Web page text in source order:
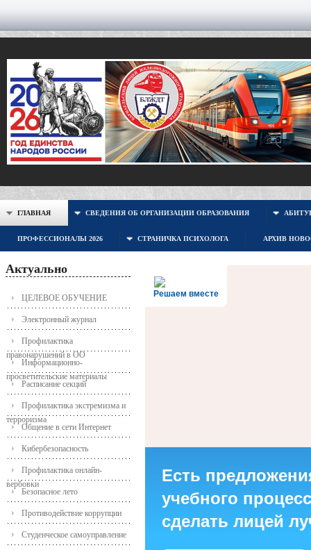
ГЛАВНАЯ СВЕДЕНИЯ ОБ ОРГАНИЗАЦИИ ОБРАЗОВАНИЯ
ПРОФЕССИОНАЛЫ 2026 СТРАНИЧКА ПСИХОЛОГА АРХИВ
Актуально
ЦЕЛЕВОЕ ОБУЧЕНИЕ
Электронный журнал
Профилактика
правонарушений в ОО
Информационно-
просветительские материалы
Расписание секций
Профилактика экстремизма и
терроризма
Общение в сети Интернет
Кибербезопасность
Профилактика онлайн-
вербовки
Безопасное лето
Противодействие коррупции
Студенческое самоуправление
Решаем вместе
Есть
учебного
сделать лицей